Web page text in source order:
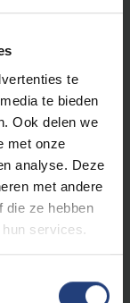
te
te bieden
Ook delen we
met onze
analyse. Deze
met andere
die ze hebben
services.
1 *
2
een * start je
je schrijft
officieel